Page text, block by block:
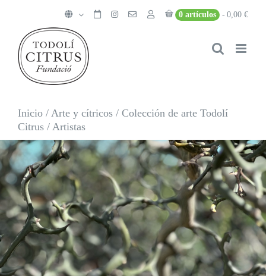
contenido
0 artículos 0,00 €
Inicio / Arte y cítricos / Colección de arte Todolí
Citrus / Artistas